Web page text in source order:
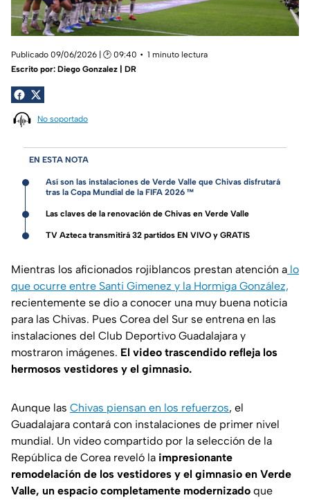
Publicado 09/06/2026 | 🕑 09:40
1 minuto lectura
Escrito por: Diego Gonzalez | DR
No soportado
EN ESTA NOTA
Así son las instalaciones de Verde Valle que Chivas disfrutará
tras la Copa Mundial de la FIFA 2026 ™
Las claves de la renovación de Chivas en Verde Valle
TV Azteca transmitirá 32 partidos EN VIVO y GRATIS
Mientras los aficionados rojiblancos prestan atención a lo
que ocurre entre Santi Gimenez y la Hormiga González,
recientemente se dio a conocer una muy buena noticia
para las Chivas. Pues Corea del Sur se entrena en las
instalaciones del Club Deportivo Guadalajara y
mostraron imágenes. El video trascendido refleja los
hermosos vestidores y el gimnasio.
Aunque las Chivas piensan en los refuerzos, el
Guadalajara contará con instalaciones de primer nivel
mundial. Un video compartido por la selección de la
República de Corea reveló la impresionante
remodelación de los vestidores y el gimnasio en Verde
Valle, un espacio completamente modernizado que